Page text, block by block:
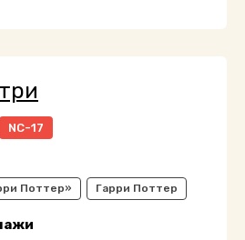
NC-17
Поттер» Гарри Поттер